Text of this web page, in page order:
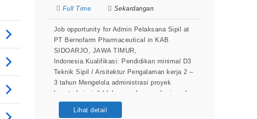
Full Time Sekardangan
Job opportunity for Admin Pelaksana Sipil at
PT Bernofarm Pharmaceutical in KAB.
SIDOARJO, JAWA TIMUR,
Indonesia.Kualifikasi: Pendidikan minimal D3
Teknik Sipil / Arsitektur Pengalaman kerja 2 –
3 tahun Mengelola administrasi proyek
konstruksi sipil (dokumen, laporan harian, dan
arsip proyek). Mencatat dan memonitor
progres pekerjaan lapangan dari tim
Lihat detail